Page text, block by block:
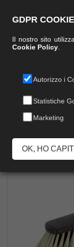
GDPR
Il nostro sito
Cookie Policy
Autorizzo i
Statistiche
Marketing
OK, HO